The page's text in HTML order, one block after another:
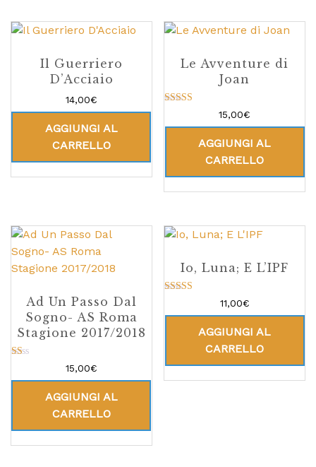
Il Guerriero
D’Acciaio
14,00€
AGGIUNGI AL
CARRELLO
Le Avventure di
Joan
su 5
15,00€
AGGIUNGI AL
CARRELLO
Ad Un Passo Dal
Sogno- AS Roma
Stagione 2017/2018
tat
5
15,00€
AGGIUNGI AL
CARRELLO
Io, Luna; E L’IPF
su 5
11,00€
AGGIUNGI AL
CARRELLO